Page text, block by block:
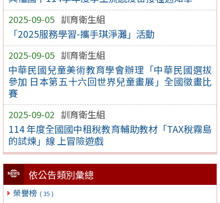
2025-09-05 訓育衛生組
「2025服務學習-攜手琪淨灘」活動
2025-09-05 訓育衛生組
中華民國兒童美術教育學會辦理「中華民國選拔
參加 日本第五十六回世界兒童畫展」全國徵畫比
賽
2025-09-02 訓育衛生組
114 年度全國國中租稅教育輔助教材「TAX稅霧島
的試煉」線 上冒險遊戲
依公告類別彙總
榮譽榜 ( 35 )